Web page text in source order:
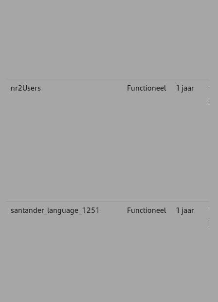
nr2Users Functioneel 1 jaar
1st
santander_language_1251 Functioneel 1 jaar
1st